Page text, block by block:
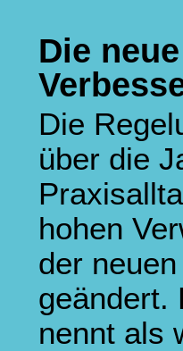
Die
Die
über die
hohen
der
geändert.
nennt als